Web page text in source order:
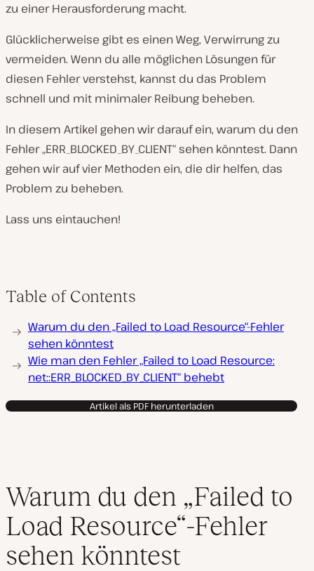
zu einer Herausforderung macht.
Glücklicherweise gibt es einen Weg, Verwirrung zu
vermeiden. Wenn du alle möglichen Lösungen für
diesen Fehler verstehst, kannst du das Problem
schnell und mit minimaler Reibung beheben.
In diesem Artikel gehen wir darauf ein, warum du den
Fehler „ERR_BLOCKED_BY_CLIENT“ sehen könntest. Dann
gehen wir auf vier Methoden ein, die dir helfen, das
Problem zu beheben.
Lass uns eintauchen!
Table of Contents
Warum du den „Failed to Load Resource“-Fehler
sehen könntest
Wie man den Fehler „Failed to Load Resource:
net::ERR_BLOCKED_BY_CLIENT“ behebt
Artikel als PDF herunterladen
Warum du den „Failed to
Load Resource“-Fehler
sehen könntest